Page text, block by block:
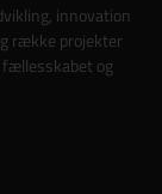
innovation
række projekter
og